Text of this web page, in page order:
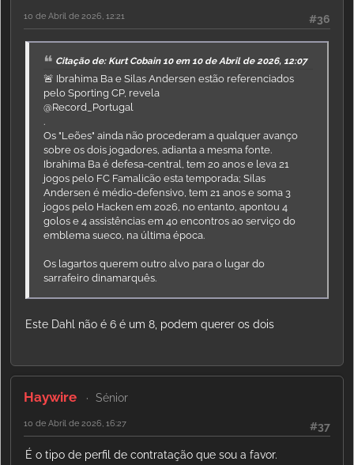
#36
10 de Abril de 2026, 12:21
Citação de: Kurt Cobain 10 em 10 de Abril de 2026, 12:07
🚨 Ibrahima Ba e Silas Andersen estão referenciados
pelo Sporting CP, revela
@Record_Portugal
.
Os "Leões" ainda não procederam a qualquer avanço
sobre os dois jogadores, adianta a mesma fonte.
Ibrahima Ba é defesa-central, tem 20 anos e leva 21
jogos pelo FC Famalicão esta temporada; Silas
Andersen é médio-defensivo, tem 21 anos e soma 3
jogos pelo Hacken em 2026, no entanto, apontou 4
golos e 4 assistências em 40 encontros ao serviço do
emblema sueco, na última época.
Os lagartos querem outro alvo para o lugar do
sarrafeiro dinamarquês.
Este Dahl não é 6 é um 8, podem querer os dois
Haywire Sénior
#37
10 de Abril de 2026, 16:27
É o tipo de perfil de contratação que sou a favor.